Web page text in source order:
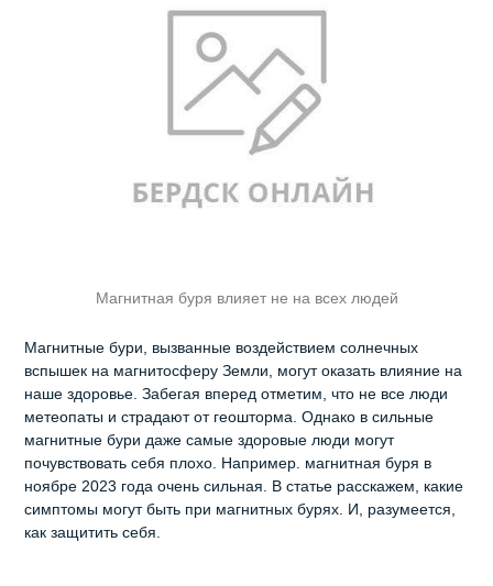
Магнитная буря влияет не на всех людей
Магнитные бури, вызванные воздействием солнечных
вспышек на магнитосферу Земли, могут оказать влияние на
наше здоровье. Забегая вперед отметим, что не все люди
метеопаты и страдают от геошторма. Однако в сильные
магнитные бури даже самые здоровые люди могут
почувствовать себя плохо. Например. магнитная буря в
ноябре 2023 года очень сильная. В статье расскажем, какие
симптомы могут быть при магнитных бурях. И, разумеется,
как защитить себя.